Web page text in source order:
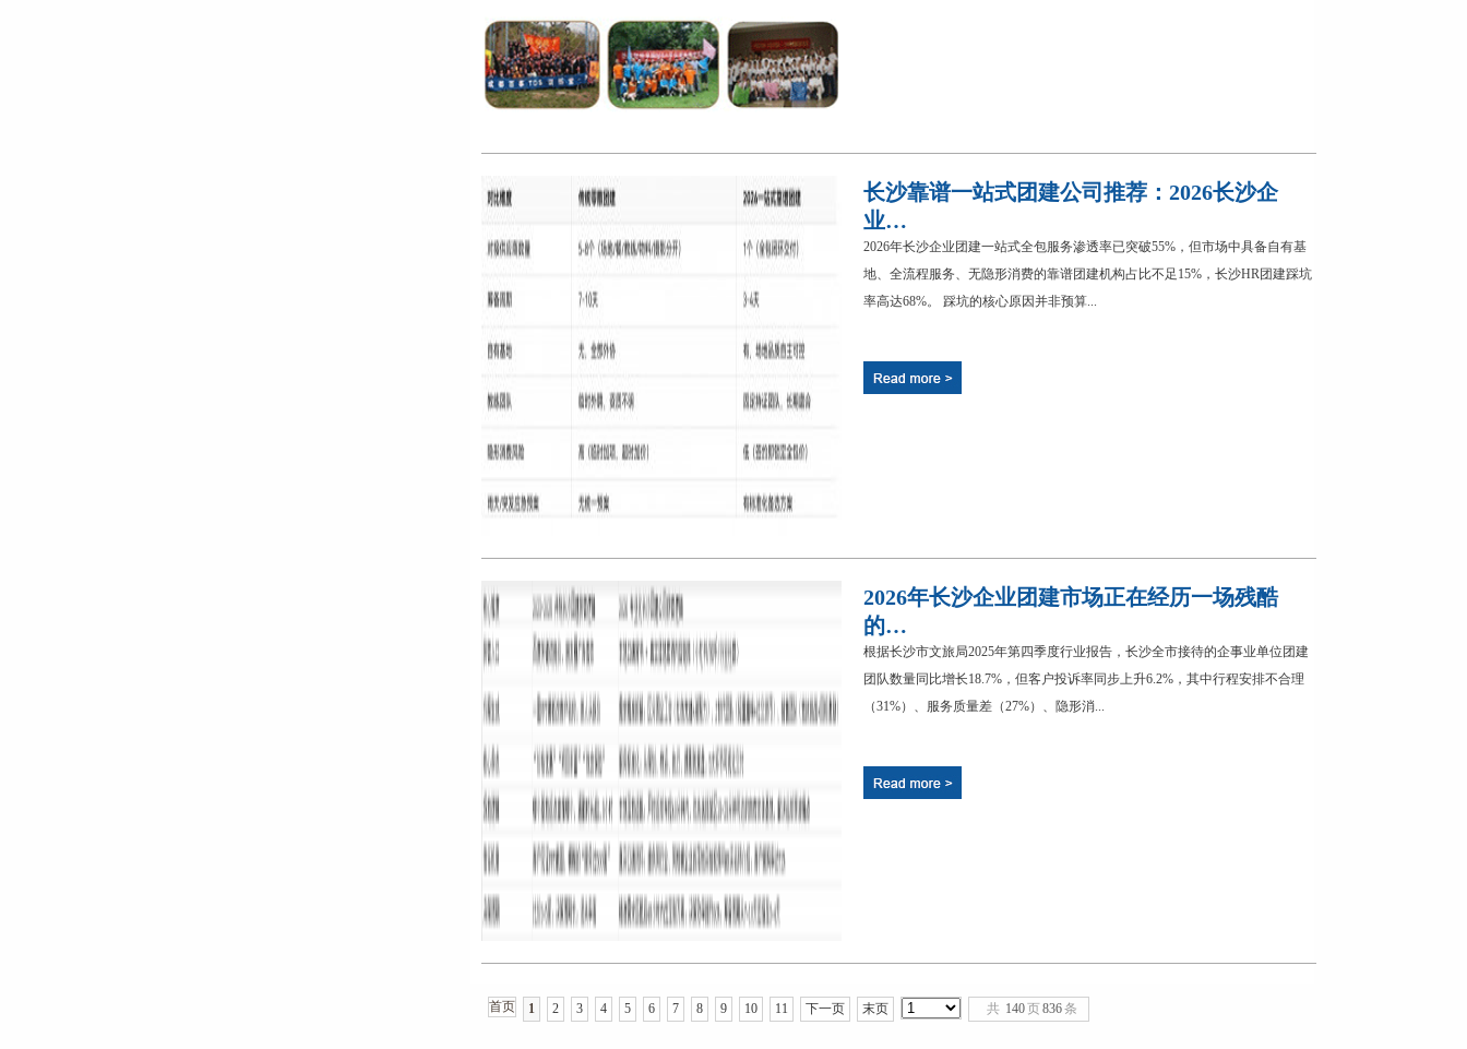
长沙靠谱一站式团建公司推荐：2026长沙企
业…
2026年长沙企业团建一站式全包服务渗透率已突破55%，但市场中具备自有基
地、全流程服务、无隐形消费的靠谱团建机构占比不足15%，长沙HR团建踩坑
率高达68%。 踩坑的核心原因并非预算...
2026年长沙企业团建市场正在经历一场残酷
的…
根据长沙市文旅局2025年第四季度行业报告，长沙全市接待的企事业单位团建
团队数量同比增长18.7%，但客户投诉率同步上升6.2%，其中行程安排不合理
（31%）、服务质量差（27%）、隐形消...
首页 1 2 3 4 5 6 7 8 9 10 11 下一页 末页 共 140页836条